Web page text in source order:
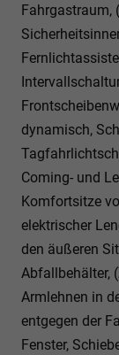
Fahrgastraum,
dynamisch,
Coming- und
Komfortsitze
elektrischer
den äußeren
Abfallbehälter,
Armlehnen in
entgegen der
Fenster,